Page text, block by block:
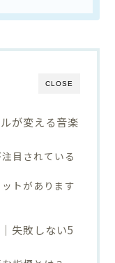
CLOSE
が変える音楽
目されている
トがあります
失敗しない5